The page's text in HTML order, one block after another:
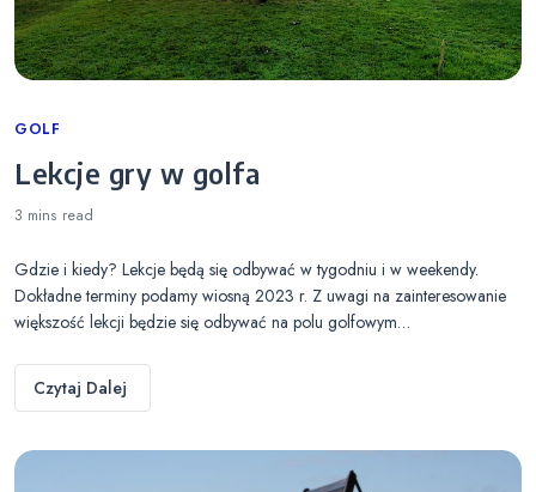
Categories
GOLF
Lekcje gry w golfa
3 mins read
Gdzie i kiedy? Lekcje będą się odbywać w tygodniu i w weekendy.
Dokładne terminy podamy wiosną 2023 r. Z uwagi na zainteresowanie
większość lekcji będzie się odbywać na polu golfowym…
Czytaj Dalej